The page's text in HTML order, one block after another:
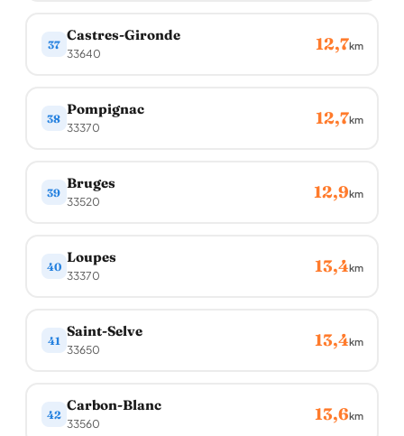
37
Castres-Gironde
33640 12,7km
38
Pompignac
33370 12,7km
39
Bruges
33520 12,9km
40
Loupes
33370 13,4km
41
Saint-Selve
33650 13,4km
42
Carbon-Blanc
33560 13,6km